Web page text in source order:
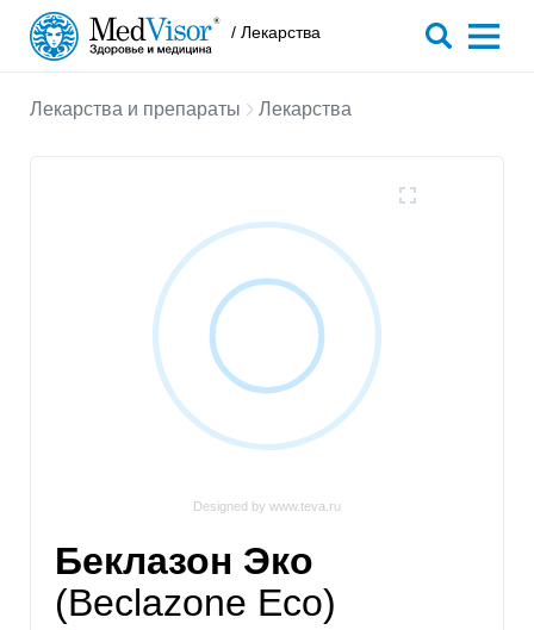
/ Лекарства
Лекарства и препараты Лекарства
Designed by www.teva.ru
Беклазон Эко
(Beclazone Eco)